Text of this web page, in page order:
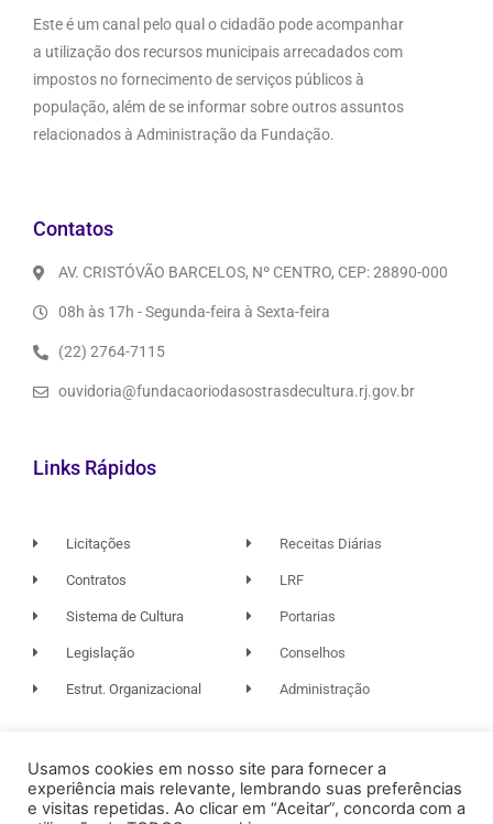
Este é um canal pelo qual o cidadão pode acompanhar
a utilização dos recursos municipais arrecadados com
impostos no fornecimento de serviços públicos à
população, além de se informar sobre outros assuntos
relacionados à Administração da Fundação.
Contatos
AV. CRISTÓVÃO BARCELOS, Nº CENTRO, CEP: 28890-000
08h às 17h - Segunda-feira à Sexta-feira
(22) 2764-7115
ouvidoria@fundacaoriodasostrasdecultura.rj.gov.br
Links Rápidos
Licitações
Contratos
Sistema de Cultura
Legislação
Estrut. Organizacional
Receitas Diárias
LRF
Portarias
Conselhos
Administração
© 2026. TODOS OS DIREITOS RESERVADOS.
Usamos cookies em nosso site para fornecer a
experiência mais relevante, lembrando suas preferências
e visitas repetidas. Ao clicar em “Aceitar”, concorda com a